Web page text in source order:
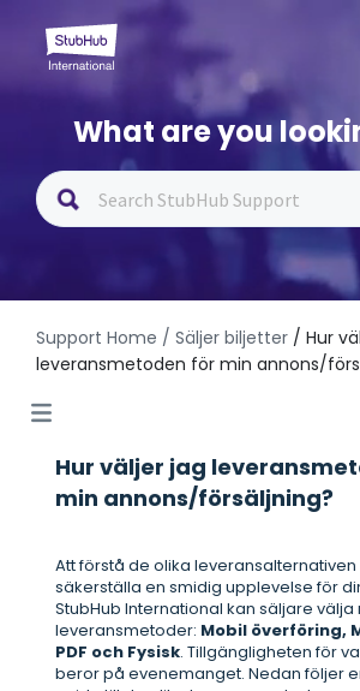
What are you
Support Home / Säljer biljetter / Hur
leveransmetoden för min annons/
Hur väljer jag
min annons/försäljning?
Att förstå de olika
säkerställa en smidig upplevelse för
StubHub International kan säljare välja
leveransmetoder: Mobil överföring,
PDF och Fysisk. Tillgängligheten för
beror på evenemanget. Nedan följer